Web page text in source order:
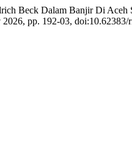
Beck Dalam Banjir Di Aceh
pp. 192-03, doi:10.62383/